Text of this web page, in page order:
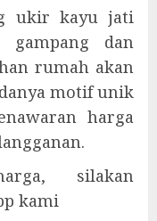
ukir kayu jati
gampang dan
rumah akan
motif unik
harga
silakan
kami